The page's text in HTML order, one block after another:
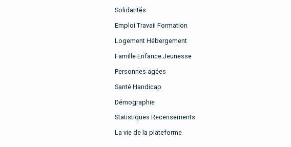
Solidarités
Emploi Travail Formation
Logement Hébergement
Famille Enfance Jeunesse
Personnes agées
Santé Handicap
Démographie
Statistiques Recensements
La vie de la plateforme